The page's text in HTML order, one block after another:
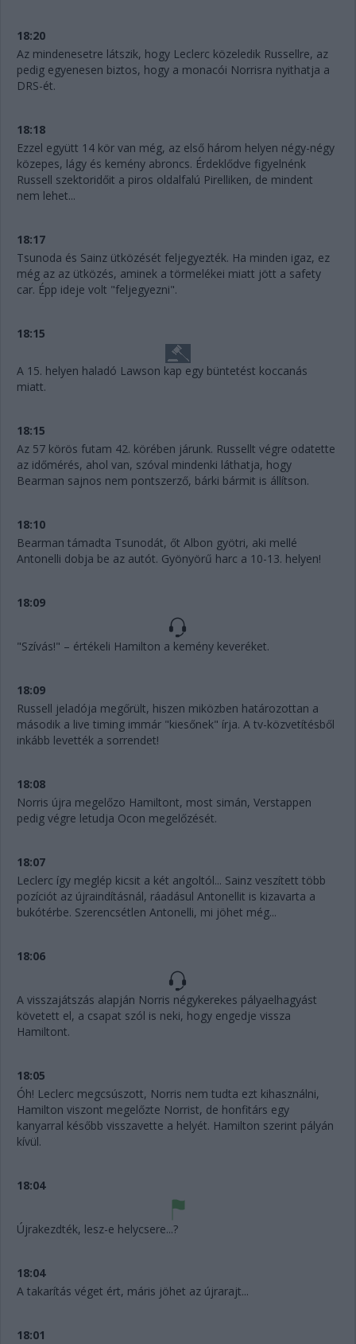
18:20
Az mindenesetre látszik, hogy Leclerc közeledik Russellre, az
pedig egyenesen biztos, hogy a monacói Norrisra nyithatja a
DRS-ét.
18:18
Ezzel együtt 14 kör van még, az első három helyen négy-négy
közepes, lágy és kemény abroncs. Érdeklődve figyelnénk
Russell szektoridőit a piros oldalfalú Pirelliken, de mindent
nem lehet...
18:17
Tsunoda és Sainz ütközését feljegyezték. Ha minden igaz, ez
még az az ütközés, aminek a törmelékei miatt jött a safety
car. Épp ideje volt "feljegyezni".
18:15
A 15. helyen haladó Lawson kap egy büntetést koccanás
miatt.
18:15
Az 57 körös futam 42. körében járunk. Russellt végre odatette
az időmérés, ahol van, szóval mindenki láthatja, hogy
Bearman sajnos nem pontszerző, bárki bármit is állítson.
18:10
Bearman támadta Tsunodát, őt Albon gyötri, aki mellé
Antonelli dobja be az autót. Gyönyörű harc a 10-13. helyen!
18:09
"Szívás!" – értékeli Hamilton a kemény keveréket.
18:09
Russell jeladója megőrült, hiszen miközben határozottan a
második a live timing immár "kiesőnek" írja. A tv-közvetítésből
inkább levették a sorrendet!
18:08
Norris újra megelőzo Hamiltont, most simán, Verstappen
pedig végre letudja Ocon megelőzését.
18:07
Leclerc így meglép kicsit a két angoltól... Sainz veszített több
pozíciót az újraindításnál, ráadásul Antonellit is kizavarta a
bukótérbe. Szerencsétlen Antonelli, mi jöhet még...
18:06
A visszajátszás alapján Norris négykerekes pályaelhagyást
követett el, a csapat szól is neki, hogy engedje vissza
Hamiltont.
18:05
Óh! Leclerc megcsúszott, Norris nem tudta ezt kihasználni,
Hamilton viszont megelőzte Norrist, de honfitárs egy
kanyarral később visszavette a helyét. Hamilton szerint pályán
kívül.
18:04
Újrakezdték, lesz-e helycsere...?
18:04
A takarítás véget ért, máris jöhet az újrarajt...
18:01